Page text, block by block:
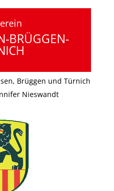
BRÜGGEN-
Brüggen und Türnich
Nieswandt